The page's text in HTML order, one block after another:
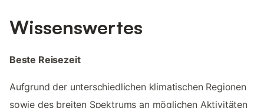
Wissenswertes
Beste Reisezeit
Aufgrund der unterschiedlichen klimatischen Regionen
sowie des breiten Spektrums an möglichen Aktivitäten